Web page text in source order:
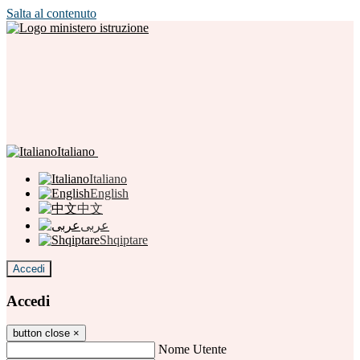
Salta al contenuto
Italiano
Italiano
English
中文
عربى
Shqiptare
Accedi
Accedi
button close ×
Nome Utente